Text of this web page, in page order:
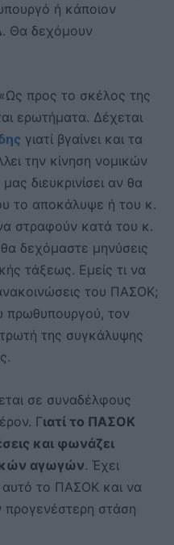
ή κάποιον
Θα δεχόμουν
προς το σκέλος της
ερωτήματα. Δέχεται
γιατί βγαίνει και τα
την κίνηση νομικών
διευκρινίσει αν θα
το αποκάλυψε ή του κ.
στραφούν κατά του κ.
δεχόμαστε μηνύσεις
τάξεως. Εμείς τι να
του ΠΑΣΟΚ;
πρωθυπουργού, τον
της συγκάλυψης
σε συναδέλφους
Γιατί το ΠΑΣΟΚ
και φωνάζει
αγωγών. Έχει
αυτό το ΠΑΣΟΚ και να
προγενέστερη στάση